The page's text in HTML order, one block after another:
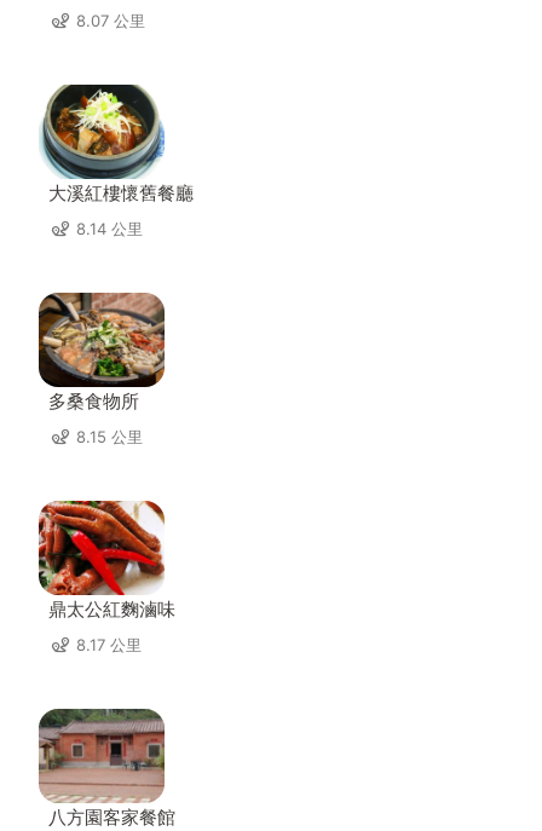
8.07 公里
大溪紅樓懷舊餐廳
8.14 公里
多桑食物所
8.15 公里
鼎太公紅麴滷味
8.17 公里
八方園客家餐館